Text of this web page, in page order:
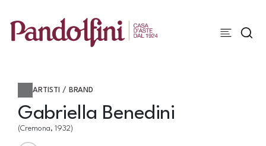
ARTISTI / BRAND
Gabriella Benedini
(Cremona, 1932)